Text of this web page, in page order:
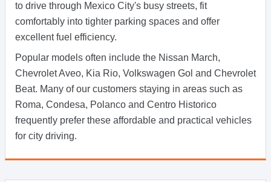
to drive through Mexico City's busy streets, fit
comfortably into tighter parking spaces and offer
excellent fuel efficiency.
Popular models often include the Nissan March,
Chevrolet Aveo, Kia Rio, Volkswagen Gol and Chevrolet
Beat. Many of our customers staying in areas such as
Roma, Condesa, Polanco and Centro Historico
frequently prefer these affordable and practical vehicles
for city driving.